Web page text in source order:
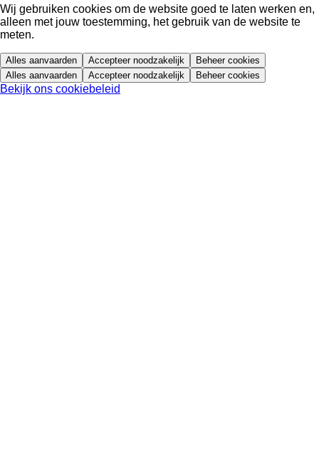
Wij gebruiken cookies om de website goed te laten werken en,
alleen met jouw toestemming, het gebruik van de website te
meten.
Alles aanvaarden Accepteer noodzakelijk
Beheer cookies
Alles aanvaarden
Accepteer noodzakelijk Beheer cookies
Bekijk ons cookiebeleid